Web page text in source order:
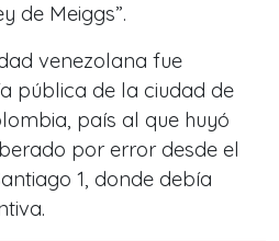
de Meiggs”.
venezolana fue
pública de la ciudad de
país al que huyó
por error desde el
1, donde debía